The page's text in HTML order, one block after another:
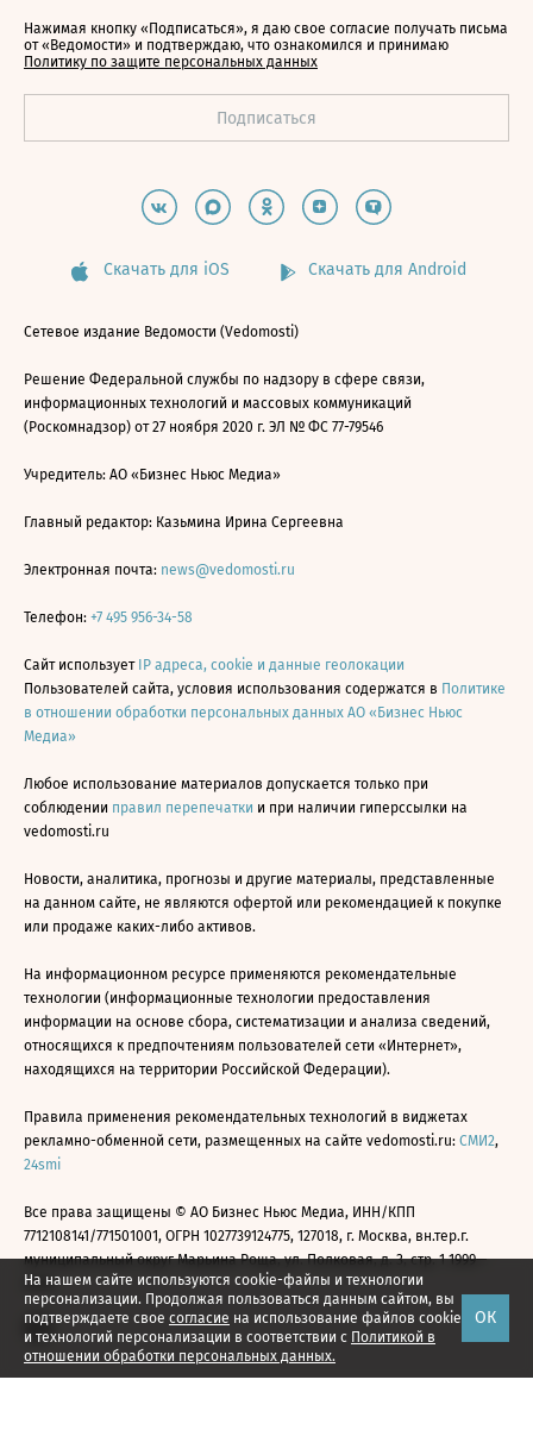
На нашем сайте используются cookie-файлы и технологии
персонализации. Продолжая пользоваться данным сайтом, вы
подтверждаете свое согласие на использование файлов cookie
и технологий персонализации в соответствии с Политикой в
отношении обработки персональных данных.
ОК
Нажимая кнопку «Подписаться», я даю свое согласие получать письма
от «Ведомости» и подтверждаю, что ознакомился и принимаю
Политику по защите персональных данных
Скачать для iOS Скачать для Android
Сетевое издание Ведомости (Vedomosti)
Решение Федеральной службы по надзору в сфере связи,
информационных технологий и массовых коммуникаций
(Роскомнадзор) от 27 ноября 2020 г. ЭЛ № ФС 77-79546
Учредитель: АО «Бизнес Ньюс Медиа»
Главный редактор: Казьмина Ирина Сергеевна
Электронная почта: news@vedomosti.ru
Телефон: +7 495 956-34-58
Сайт использует IP адреса, cookie и данные геолокации
Пользователей сайта, условия использования содержатся в Политике
в отношении обработки персональных данных АО «Бизнес Ньюс
Медиа»
Любое использование материалов допускается только при
соблюдении правил перепечатки и при наличии гиперссылки на
vedomosti.ru
Новости, аналитика, прогнозы и другие материалы, представленные
на данном сайте, не являются офертой или рекомендацией к покупке
или продаже каких-либо активов.
На информационном ресурсе применяются рекомендательные
технологии (информационные технологии предоставления
информации на основе сбора, систематизации и анализа сведений,
относящихся к предпочтениям пользователей сети «Интернет»,
находящихся на территории Российской Федерации).
Правила применения рекомендательных технологий в виджетах
рекламно-обменной сети, размещенных на сайте vedomosti.ru: СМИ2,
24smi
Все права защищены © АО Бизнес Ньюс Медиа, ИНН/КПП
7712108141/771501001, ОГРН 1027739124775, 127018, г. Москва, вн.тер.г.
муниципальный округ Марьина Роща, ул. Полковая, д. 3, стр. 1 1999—
2026